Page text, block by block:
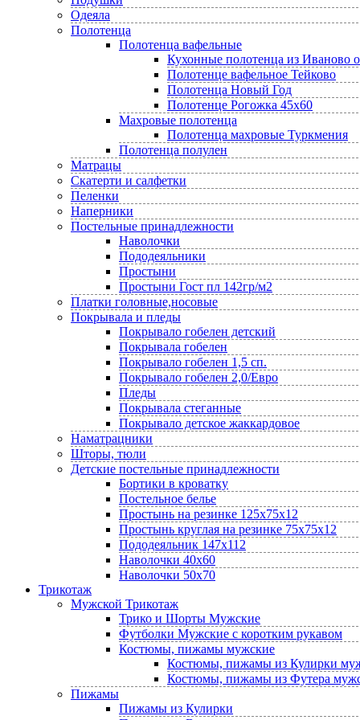
Одеяла
Полотенца
Полотенца вафельные
Кухонные полотенца из Иваново
Полотенце вафельное Тейково
Полотенца Новый Год
Полотенце Рогожка 45х60
Махровые полотенца
Полотенца махровые Туркмения
Полотенца полулен
Матрацы
Скатерти и салфетки
Пеленки
Наперники
Постельные принадлежности
Наволочки
Пододеяльники
Простыни
Простыни Гост пл 142гр/м2
Платки головные,носовые
Покрывала и пледы
Покрывало гобелен детский
Покрывала гобелен
Покрывало гобелен 1,5 сп.
Покрывало гобелен 2,0/Евро
Пледы
Покрывала стеганные
Покрывало детское жаккардовое
Наматрацники
Шторы, тюли
Детские постельные принадлежности
Бортики в кроватку
Постельное белье
Простынь на резинке 125х75х12
Простынь круглая на резинке 75х75х12
Пододеяльник 147х112
Наволочки 40х60
Наволочки 50х70
Трикотаж
Мужской Трикотаж
Трико и Шорты Мужские
Футболки Мужские с коротким рукавом
Костюмы, пижамы мужские
Костюмы, пижамы из Кулирки
Костюмы, пижамы из Футера
Пижамы
Пижамы из Кулирки